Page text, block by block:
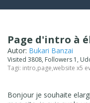
Page d'intro à
Autor: Bukari Banzai
Visited 3808, Followers 1,
Tagi: intro,page,website x5
Bonjour je souhaite